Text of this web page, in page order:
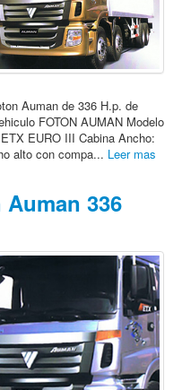
Auman de 336 H.p. de
FOTON AUMAN Modelo
EURO III Cabina Ancho:
alto con compa... Leer mas
336